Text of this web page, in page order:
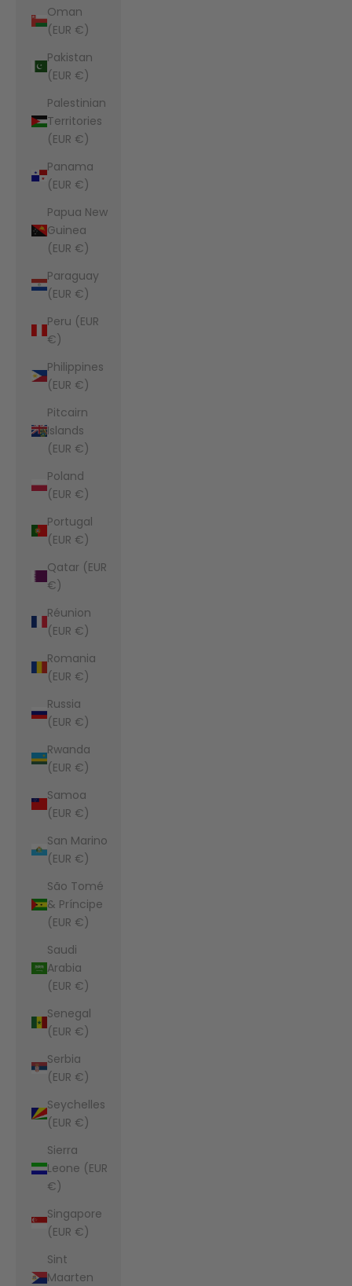
Oman
(EUR €)
Pakistan
(EUR €)
Palestinian
Territories
(EUR €)
Panama
(EUR €)
Papua New
Guinea
(EUR €)
Paraguay
(EUR €)
Peru (EUR
€)
Philippines
(EUR €)
Pitcairn
Islands
(EUR €)
Poland
(EUR €)
Portugal
(EUR €)
Qatar (EUR
€)
Réunion
(EUR €)
Romania
(EUR €)
Russia
(EUR €)
Rwanda
(EUR €)
Samoa
(EUR €)
San Marino
(EUR €)
São Tomé
& Príncipe
(EUR €)
Saudi
Arabia
(EUR €)
Senegal
(EUR €)
Serbia
(EUR €)
Seychelles
(EUR €)
Sierra
Leone (EUR
€)
Singapore
(EUR €)
Sint
Maarten